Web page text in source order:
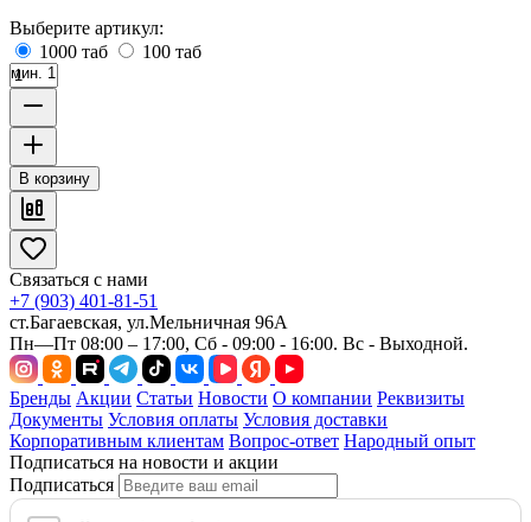
Выберите артикул:
1000 таб
100 таб
мин. 1
В корзину
Связаться с нами
+7 (903) 401-81-51
ст.Багаевская, ул.Мельничная 96А
Пн—Пт 08:00 – 17:00, Сб - 09:00 - 16:00. Вс - Выходной.
Бренды Акции Статьи Новости О компании Реквизиты
Документы Условия оплаты Условия доставки
Корпоративным клиентам Вопрос-ответ Народный опыт
Подписаться на новости и акции
Подписаться